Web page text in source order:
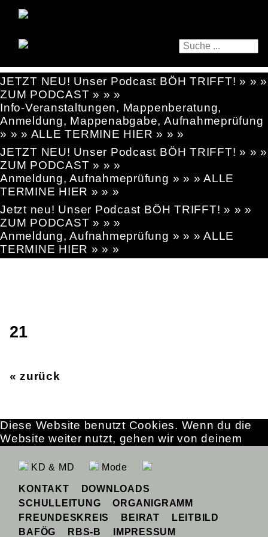
JETZT NEU! Unser Podcast BÖH TRIFFT! » » »
ZUM PODCAST » » »
Info-Veranstaltungen, Mappenberatung,
Anmeldung, Mappenabgabe, Aufnahmeprüfung
» » » ALLE TERMINE HIER » » »
JETZT NEU! Unser Podcast BÖH TRIFFT! » » »
ZUM PODCAST » » »
Anmeldung, Aufnahmeprüfung » » » ALLE
TERMINE HIER » » »
Jetzt neu! Unser Podcast BÖH TRIFFT! » » »
ZUM PODCAST » » »
Anmeldung, Aufnahmeprüfung » » » ALLE
TERMINE HIER » » »
21
« zurück
KD & MD Mode
KONTAKT
DOWNLOADS
SCHULLEITUNG
ORGANIGRAMM
FREUNDESKREIS
BEIRAT
LEITBILD
BAFÖG
RBS-B IMPRESSUM
Diese Website benutzt Cookies. Wenn du die
Website weiter nutzt, gehen wir von deinem